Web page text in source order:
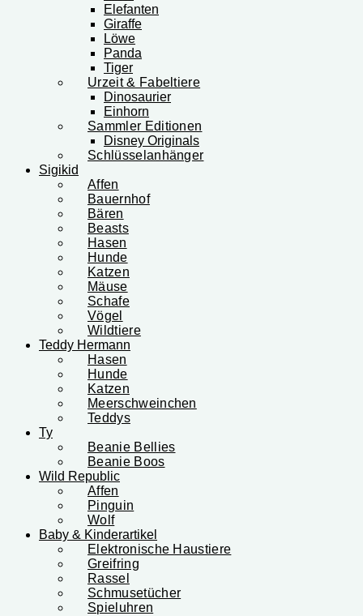
Elefanten
Giraffe
Löwe
Panda
Tiger
Urzeit & Fabeltiere
Dinosaurier
Einhorn
Sammler Editionen
Disney Originals
Schlüsselanhänger
Sigikid
Affen
Bauernhof
Bären
Beasts
Hasen
Hunde
Katzen
Mäuse
Schafe
Vögel
Wildtiere
Teddy Hermann
Hasen
Hunde
Katzen
Meerschweinchen
Teddys
Ty
Beanie Bellies
Beanie Boos
Wild Republic
Affen
Pinguin
Wolf
Baby & Kinderartikel
Elektronische Haustiere
Greifring
Rassel
Schmusetücher
Spieluhren